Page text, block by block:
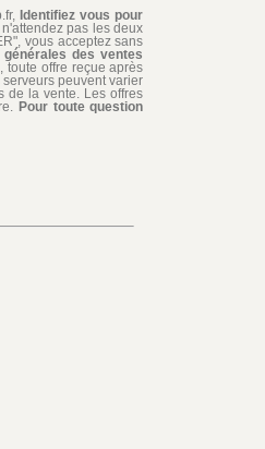
Identifiez vous pour
pas les deux
vous acceptez sans
des ventes
toute offre reçue après
peuvent varier
de la vente. Les offres
Pour toute question